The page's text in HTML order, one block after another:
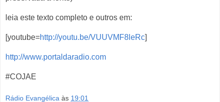
leia este texto completo e outros em:
[youtube=http://youtu.be/VUUVMF8leRc]
http://www.portaldaradio.com
#COJAE
Rádio Evangélica às 19:01